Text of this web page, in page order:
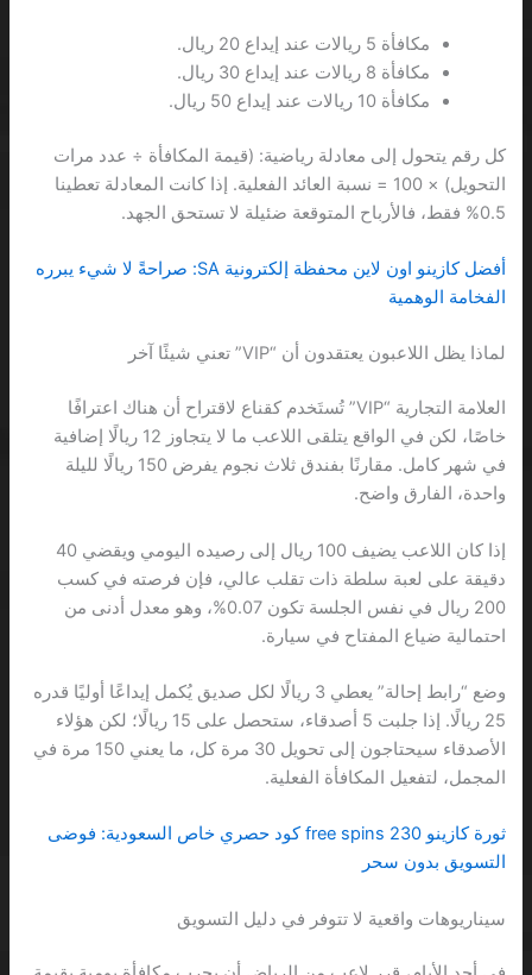
مكافأة 5 ريالات عند إيداع 20 ريال.
مكافأة 8 ريالات عند إيداع 30 ريال.
مكافأة 10 ريالات عند إيداع 50 ريال.
كل رقم يتحول إلى معادلة رياضية: (قيمة المكافأة ÷ عدد مرات
التحويل) × 100 = نسبة العائد الفعلية. إذا كانت المعادلة تعطينا
0.5% فقط، فالأرباح المتوقعة ضئيلة لا تستحق الجهد.
أفضل كازينو اون لاين محفظة إلكترونية SA: صراحةً لا شيء يبرره
الفخامة الوهمية
لماذا يظل اللاعبون يعتقدون أن “VIP” تعني شيئًا آخر
العلامة التجارية “VIP” تُستَخدم كقناع لاقتراح أن هناك اعترافًا
خاصًا، لكن في الواقع يتلقى اللاعب ما لا يتجاوز 12 ريالًا إضافية
في شهر كامل. مقارنًا بفندق ثلاث نجوم يفرض 150 ريالًا لليلة
واحدة، الفارق واضح.
إذا كان اللاعب يضيف 100 ريال إلى رصيده اليومي ويقضي 40
دقيقة على لعبة سلطة ذات تقلب عالي، فإن فرصته في كسب
200 ريال في نفس الجلسة تكون 0.07%، وهو معدل أدنى من
احتمالية ضياع المفتاح في سيارة.
وضع “رابط إحالة” يعطي 3 ريالًا لكل صديق يُكمل إيداعًا أوليًا قدره
25 ريالًا. إذا جلبت 5 أصدقاء، ستحصل على 15 ريالًا؛ لكن هؤلاء
الأصدقاء سيحتاجون إلى تحويل 30 مرة كل، ما يعني 150 مرة في
المجمل، لتفعيل المكافأة الفعلية.
ثورة كازينو 230 free spins كود حصري خاص السعودية: فوضى
التسويق بدون سحر
سيناريوهات واقعية لا تتوفر في دليل التسويق